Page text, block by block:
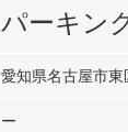
パーキン
愛知県名古屋市
ー